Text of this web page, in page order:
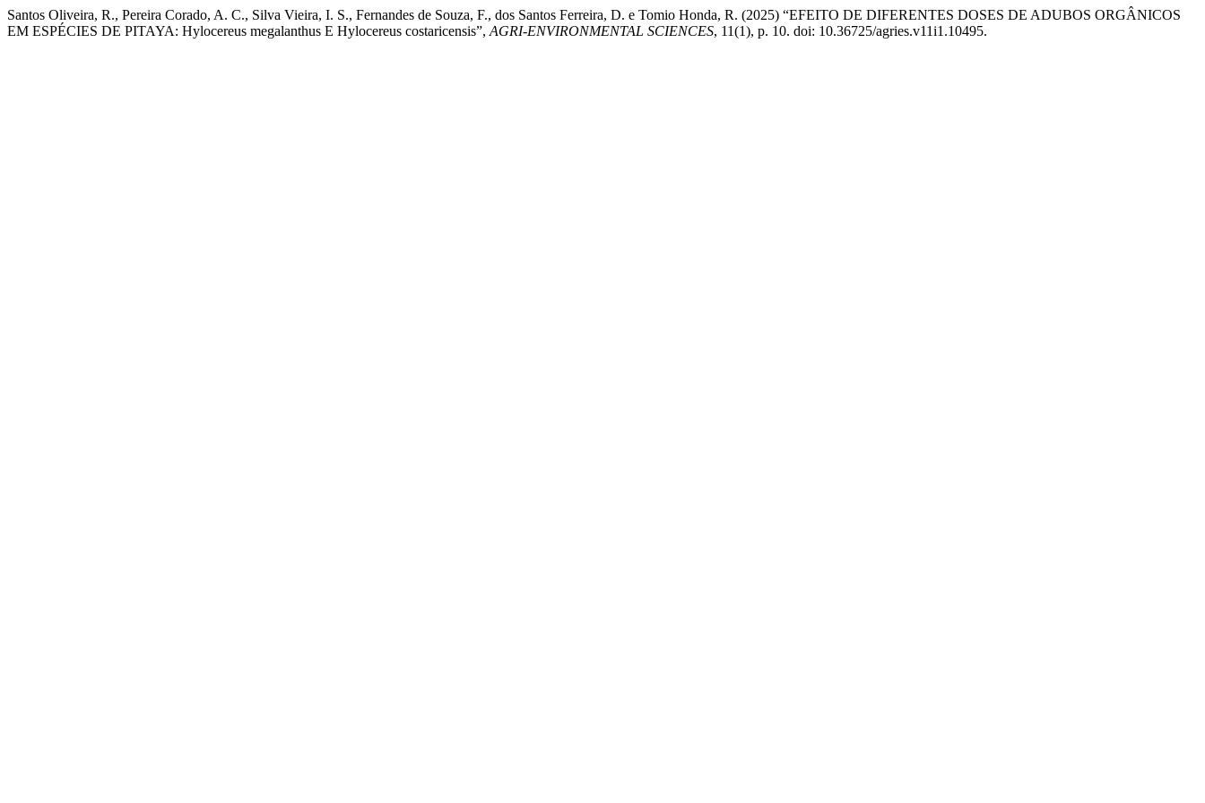
Santos Oliveira, R., Pereira Corado, A. C., Silva Vieira, I. S., Fernandes de Souza, F., dos Santos Ferreira, D. e Tomio Honda, R. (2025) “EFEITO DE DIFERENTES DOSES DE ADUBOS ORGÂNICOS
EM ESPÉCIES DE PITAYA: Hylocereus megalanthus E Hylocereus costaricensis”, AGRI-ENVIRONMENTAL SCIENCES, 11(1), p. 10. doi: 10.36725/agries.v11i1.10495.